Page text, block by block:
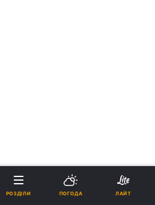
РОЗДІЛИ ПОГОДА ЛАЙТ